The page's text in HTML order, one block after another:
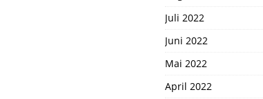
Juli 2022
Juni 2022
Mai 2022
April 2022